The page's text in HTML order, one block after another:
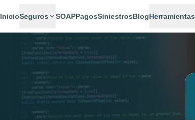
InicioSeguros SOAPPagosSiniestrosBlogHerramientas